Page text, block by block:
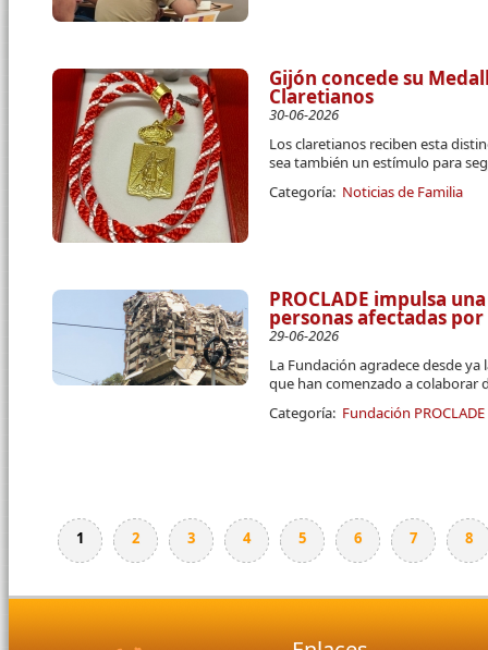
Gijón concede su
Claretianos
30-06-2026
Los claretianos reciben esta
sea también un estímulo para
Categoría: Noticias de Familia
PROCLADE impulsa
personas afectadas
29-06-2026
La Fundación agradece desde
que han comenzado a colaborar
Categoría: Fundación PROCLADE
Páginas
1 2 3 4 5 6 7 8